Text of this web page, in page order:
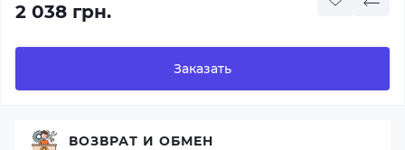
2 038 грн.
Заказать
ВОЗВРАТ И ОБМЕН